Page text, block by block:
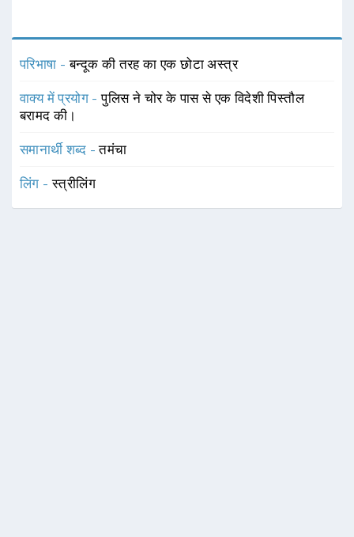
परिभाषा -बन्दूक की तरह का एक छोटा अस्त्र
वाक्य में प्रयोग -पुलिस ने चोर के पास से एक विदेशी पिस्तौल
बरामद की।
समानार्थी शब्द -तमंचा
लिंग -स्त्रीलिंग